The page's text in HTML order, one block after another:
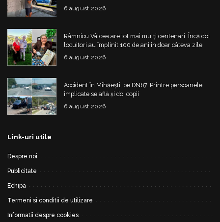
6 august 2026
Râmnicu Vâlcea are tot mai mulți centenari. Încă doi
locuitori au împlinit 100 de ani în doar câteva zile
6 august 2026
Accident în Mihăești, pe DN67. Printre persoanele
implicate se află și doi copii
6 august 2026
Link-uri utile
Despre noi
Publicitate
Echipa
Termeni si conditii de utilizare
Informatii despre cookies